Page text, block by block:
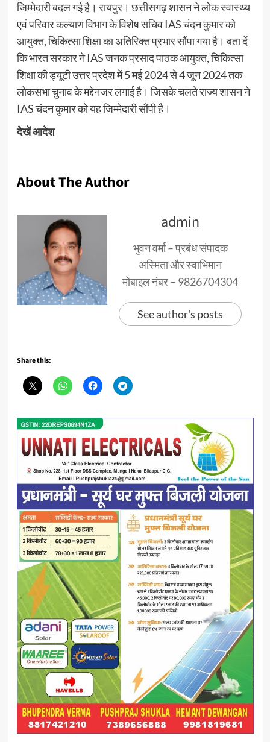
जिम्‍मेदारी बदल गई है। रायपुर। छत्तीसगढ़ शासन ने लोक स्वास्थ्य
एवं परिवार कल्याण विभाग के विशेष सचिव IAS चंदन कुमार को
आयुक्त, चिकित्सा शिक्षा का अतिरिक्त प्रभार सौंपा गया है। बता दें
कि भारत सरकार ने IAS जनक प्रसाद पाठक आयुक्त, चिकित्सा
शिक्षा की ड्यूटी उत्तर प्रदेश में 5 मई 2024 से 4 जून 2024 तक
लोकसभा चुनाव के मद्देनजर लगाई है। जिसके चलते राज्य शासन ने
IAS चंदन कुमार को यह जिम्मेदारी सौंपी है।
देखें आदेश
About The Author
admin
भुवन वर्मा – प्रबंध संपादक
अस्मिता और स्वाभिमान
मोबाइल नंबर – 9826704304
See author's posts
Share this: